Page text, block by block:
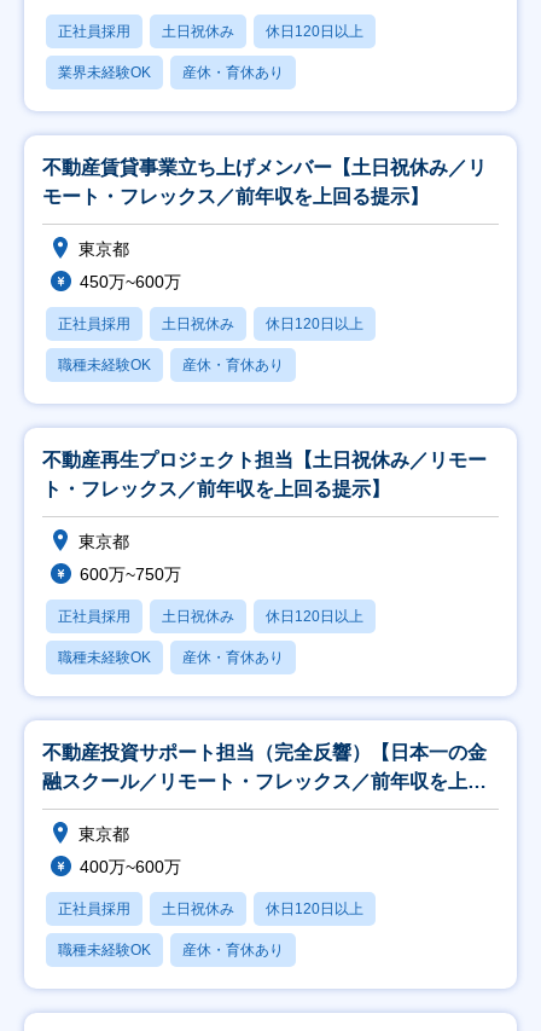
正社員採用 土日祝休み 休日120日以上
業界未経験OK 産休・育休あり
不動産賃貸事業立ち上げメンバー【土日祝休み／リ
モート・フレックス／前年収を上回る提示】
東京都
450万~600万
正社員採用 土日祝休み 休日120日以上
職種未経験OK 産休・育休あり
不動産再生プロジェクト担当【土日祝休み／リモー
ト・フレックス／前年収を上回る提示】
東京都
600万~750万
正社員採用 土日祝休み 休日120日以上
職種未経験OK 産休・育休あり
不動産投資サポート担当（完全反響）【日本一の金
融スクール／リモート・フレックス／前年収を上回
る提示】
東京都
400万~600万
正社員採用 土日祝休み 休日120日以上
職種未経験OK 産休・育休あり